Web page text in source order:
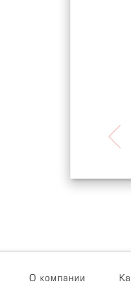
О компании